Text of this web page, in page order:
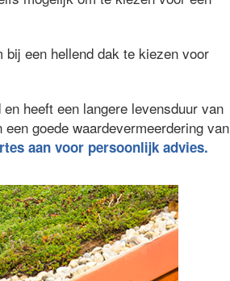
een hellend dak te kiezen voor
heeft een langere levensduur van
goede waardevermeerdering van
aan voor persoonlijk advies.